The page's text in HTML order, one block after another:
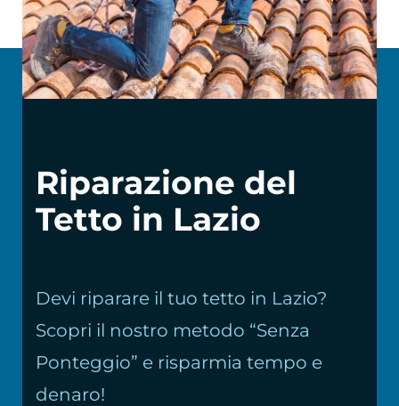
Chi siamo
Riparazione del
Tetto in Lazio
Devi riparare il tuo tetto in Lazio?
Scopri il nostro metodo “Senza
Ponteggio” e risparmia tempo e
denaro!